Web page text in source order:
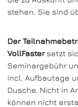
stehen. Sie sind
Der
VollFastersetzt
Seminargebühr
incl. Aufbautage
Dusche. Nicht in
können nicht